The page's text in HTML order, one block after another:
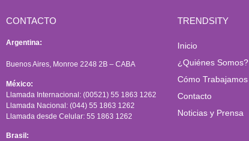
CONTACTO
Argentina:
Buenos Aires, Monroe 2248 2B – CABA
México:
Llamada Internacional: (00521) 55 1863 1262
Llamada Nacional: (044) 55 1863 1262
Llamada desde Celular: 55 1863 1262
Brasil:
TRENDSITY
Inicio
¿Quiénes Somos?
Cómo Trabajamos
Contacto
Noticias y Prensa